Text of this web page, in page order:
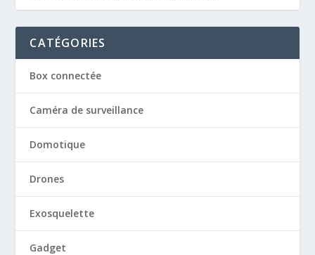
CATÉGORIES
Box connectée
Caméra de surveillance
Domotique
Drones
Exosquelette
Gadget